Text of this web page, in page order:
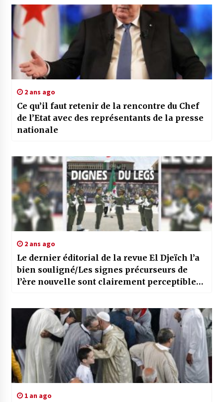
2 ans ago
Ce qu’il faut retenir de la rencontre du Chef
de l’Etat avec des représentants de la presse
nationale
2 ans ago
Le dernier éditorial de la revue El Djeïch l’a
bien souligné/Les signes précurseurs de
l’ère nouvelle sont clairement perceptibles
1 an ago